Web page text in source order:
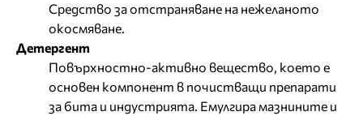
Средство за отстраняване на нежеланото
окосмяване.
Детергент
Повърхностно-активно вещество, което е
основен компонент в почистващи препарати
за бита и индустрията. Емулгира мазнините и